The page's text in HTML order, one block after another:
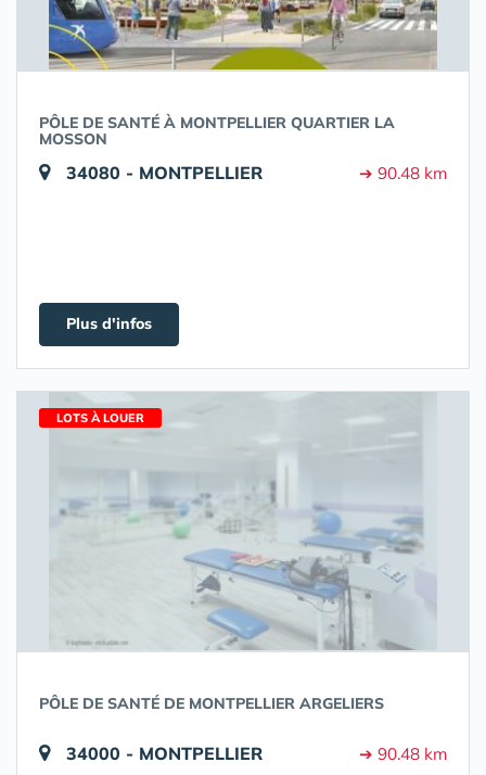
PÔLE DE SANTÉ À MONTPELLIER QUARTIER LA
MOSSON
34080 - MONTPELLIER ➔ 90.48 km
Plus d'infos
LOTS À LOUER
PÔLE DE SANTÉ DE MONTPELLIER ARGELIERS
34000 - MONTPELLIER ➔ 90.48 km